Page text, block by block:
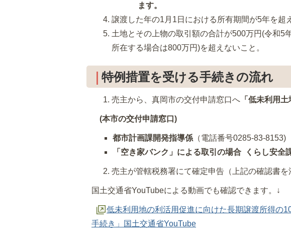
ます。
譲渡した年の1月1日における所有期間が5年を超
土地とその上物の取引額の合計が500万円(令和5
所在する場合は800万円)を超えないこと。
特例措置を受ける手続きの流れ
売主から、真岡市の交付申請窓口へ 「低未利用
(本市の交付申請窓口)
都市計画課開発指導係 （電話番号0285-83-8153)
「空き家バンク」による取引の場合 くらし安全
売主が管轄税務署にて確定申告（上記の確認書を
国土交通省YouTubeによる動画でも確認できます。↓
低未利用地の利活用促進に向けた長期譲渡所得の
手続き」国土交通省YouTube